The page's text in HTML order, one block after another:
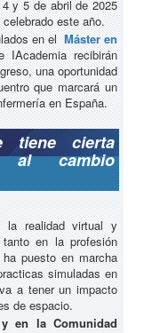
y 5 de abril de 2025
este año.
en el Máster en
IAcademia recibirán
una oportunidad
que marcará un
en España.
tiene cierta
al cambio
la realidad virtual y
en la profesión
puesto en marcha
simuladas en
a tener un impacto
de espacio.
en la Comunidad